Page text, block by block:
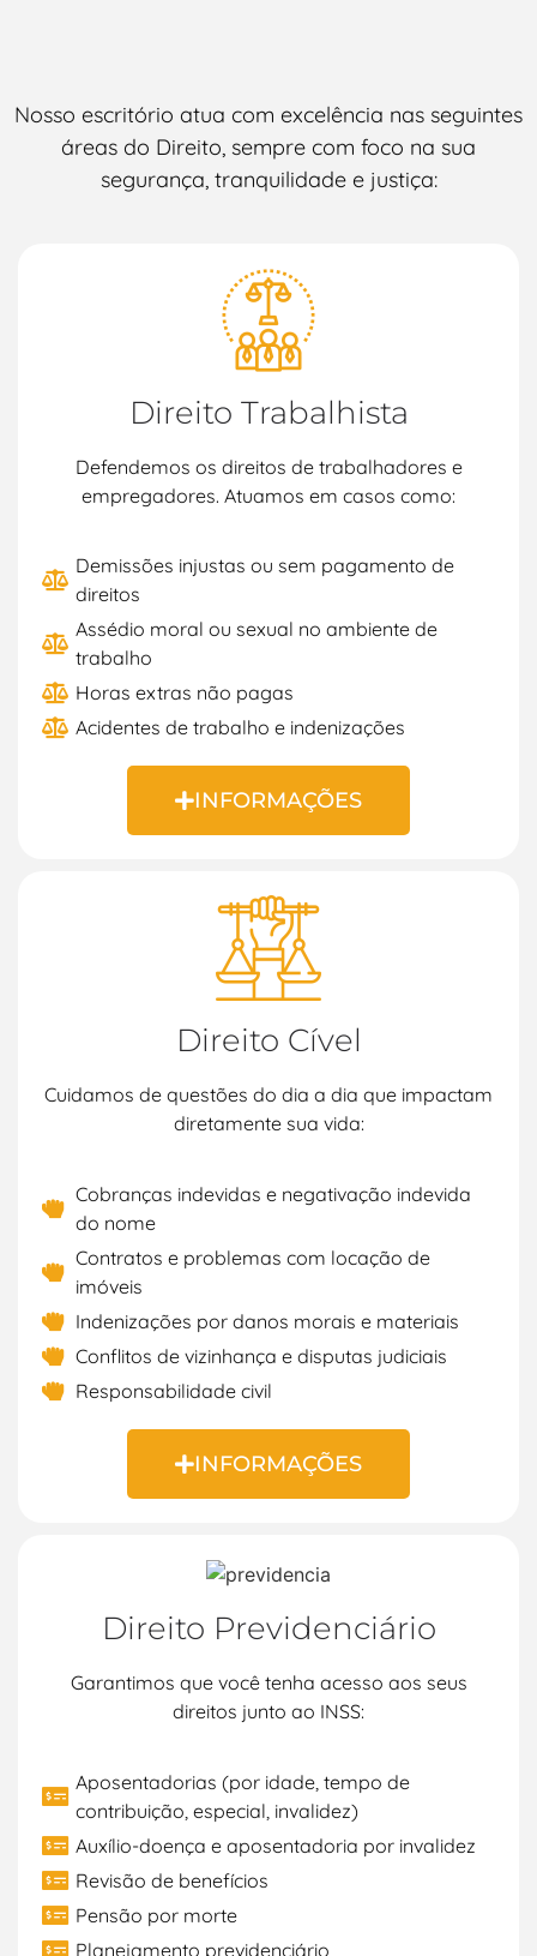
Nosso escritório atua com excelência nas seguintes
áreas do Direito, sempre com foco na sua
segurança, tranquilidade e justiça:
Direito Trabalhista
Defendemos os direitos de trabalhadores e
empregadores. Atuamos em casos como:
Demissões injustas ou sem pagamento de
direitos
Assédio moral ou sexual no ambiente de
trabalho
Horas extras não pagas
Acidentes de trabalho e indenizações
INFORMAÇÕES
Direito Cível
Cuidamos de questões do dia a dia que impactam
diretamente sua vida:
Cobranças indevidas e negativação indevida
do nome
Contratos e problemas com locação de
imóveis
Indenizações por danos morais e materiais
Conflitos de vizinhança e disputas judiciais
Responsabilidade civil
INFORMAÇÕES
Direito Previdenciário
Garantimos que você tenha acesso aos seus
direitos junto ao INSS:
Aposentadorias (por idade, tempo de
contribuição, especial, invalidez)
Auxílio-doença e aposentadoria por invalidez
Revisão de benefícios
Pensão por morte
Planejamento previdenciário